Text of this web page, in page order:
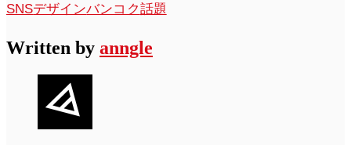
SNSデザインバンコク話題
Written by anngle